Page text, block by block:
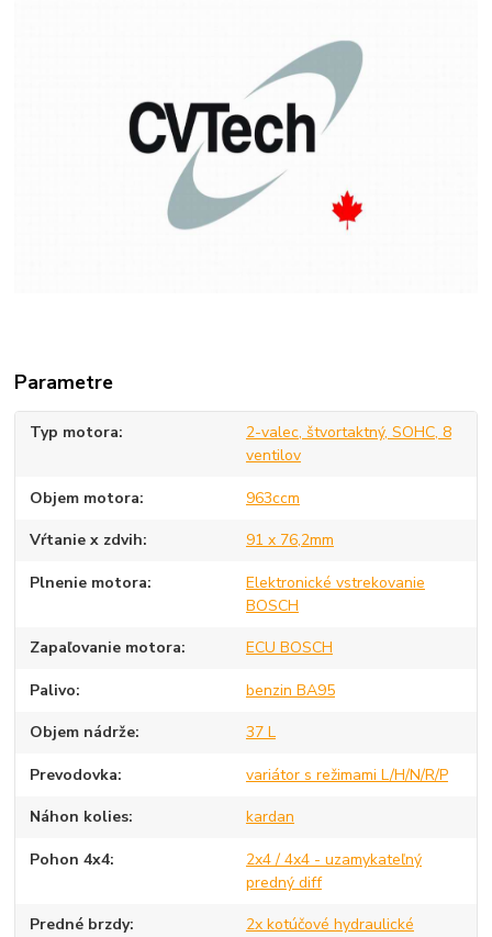
Parametre
Typ motora
2-valec, štvortaktný, SOHC, 8
ventilov
Objem motora 963ccm
Vŕtanie x zdvih 91 x 76,2mm
Plnenie motora
Elektronické vstrekovanie
BOSCH
Zapaľovanie motora ECU BOSCH
Palivo benzin BA95
Objem nádrže 37 L
Prevodovka variátor s režimami L/H/N/R/P
Náhon kolies kardan
Pohon 4x4
2x4 / 4x4 - uzamykateľný
predný diff
Predné brzdy 2x kotúčové hydraulické